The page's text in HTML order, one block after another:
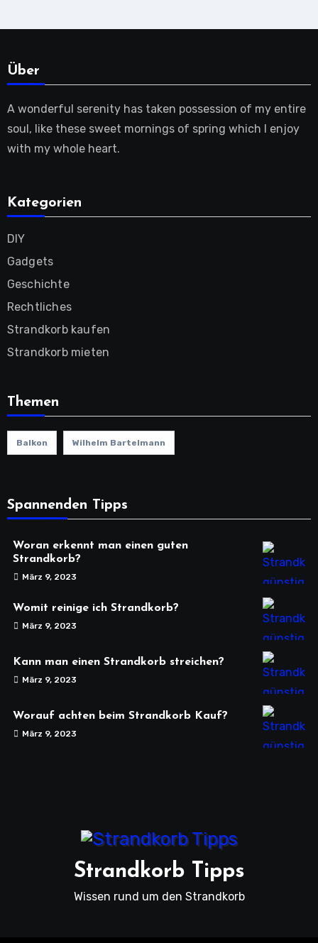
Über
A wonderful serenity has taken possession of my entire
soul, like these sweet mornings of spring which I enjoy
with my whole heart.
Kategorien
DIY
Gadgets
Geschichte
Rechtliches
Strandkorb kaufen
Strandkorb mieten
Themen
Balkon Wilhelm Bartelmann
Spannenden Tipps
Woran erkennt man einen guten
Strandkorb?
März 9, 2023
Womit reinige ich Strandkorb?
März 9, 2023
Kann man einen Strandkorb streichen?
März 9, 2023
Worauf achten beim Strandkorb Kauf?
März 9, 2023
Strandkorb Tipps
Wissen rund um den Strandkorb